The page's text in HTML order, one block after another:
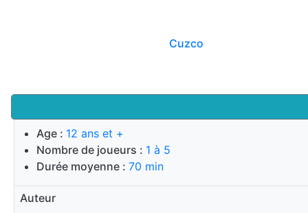
Age : 12 ans et +
Nombre de joueurs : 1 à 5
Durée moyenne : 70 min
Auteur
Cuzco